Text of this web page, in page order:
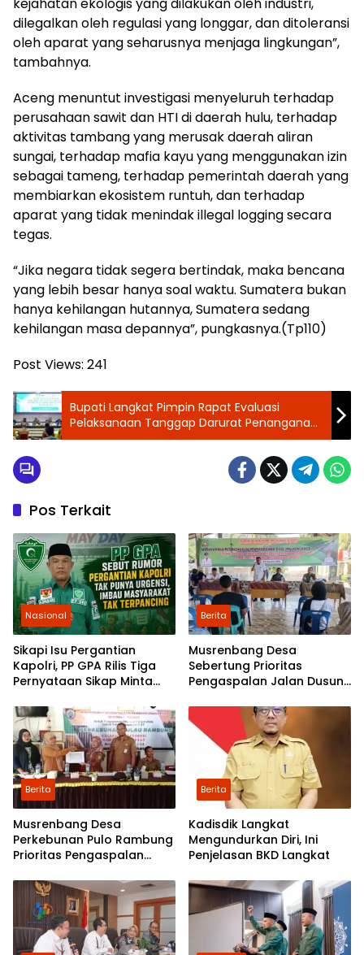
dilegalkan oleh regulasi yang longgar, dan ditoleransi
oleh aparat yang seharusnya menjaga lingkungan”,
tambahnya.
Aceng menuntut investigasi menyeluruh terhadap
perusahaan sawit dan HTI di daerah hulu, terhadap
aktivitas tambang yang merusak daerah aliran
sungai, terhadap mafia kayu yang menggunakan izin
sebagai tameng, terhadap pemerintah daerah yang
membiarkan ekosistem runtuh, dan terhadap
aparat yang tidak menindak illegal logging secara
tegas.
“Jika negara tidak segera bertindak, maka bencana
yang lebih besar hanya soal waktu. Sumatera bukan
hanya kehilangan hutannya, Sumatera sedang
kehilangan masa depannya”, pungkasnya.(Tp110)
Post Views: 241
Bupati Langkat Pimpin Rapat Evaluasi
Pelaksanaan Tanggap Darurat Penanganan
Banjir
Pos Terkait
Nasional
Sikapi Isu Pergantian
Kapolri, PP GPA Rilis Tiga
Pernyataan Sikap Minta
Berita
Musrenbang Desa
Sebertung Prioritas
Pengaspalan Jalan Dusun
Berita
Musrenbang Desa
Perkebunan Pulo Rambung
Prioritas Pengaspalan
Dusun Pondok Boyan
Berita
Kadisdik Langkat
Mengundurkan Diri, Ini
Penjelasan BKD Langkat